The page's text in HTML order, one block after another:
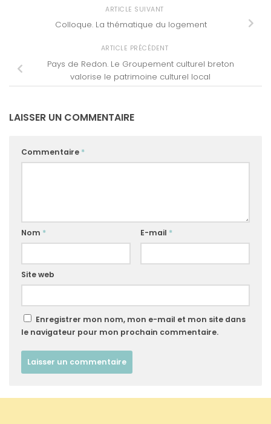
ARTICLE SUIVANT
Colloque. La thématique du logement
ARTICLE PRÉCÉDENT
Pays de Redon. Le Groupement culturel breton
valorise le patrimoine culturel local
LAISSER UN COMMENTAIRE
Commentaire *
Nom * E-mail *
Site web
Enregistrer mon nom, mon e-mail et mon site dans
le navigateur pour mon prochain commentaire.